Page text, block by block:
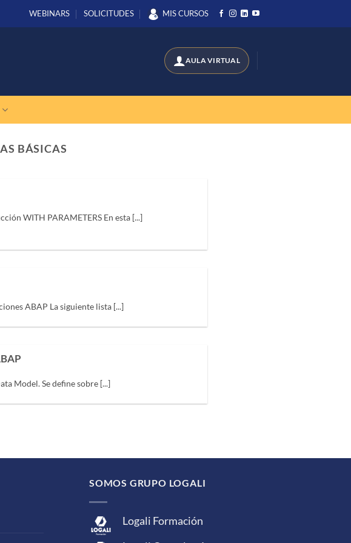
WEBINARS SOLICITUDES MIS CURSOS
BÁSICAS
WITH PARAMETERS En esta [...]
ABAP La siguiente lista [...]
Model. Se define sobre [...]
SOMOS GRUPO LOGALI
Logali Formación